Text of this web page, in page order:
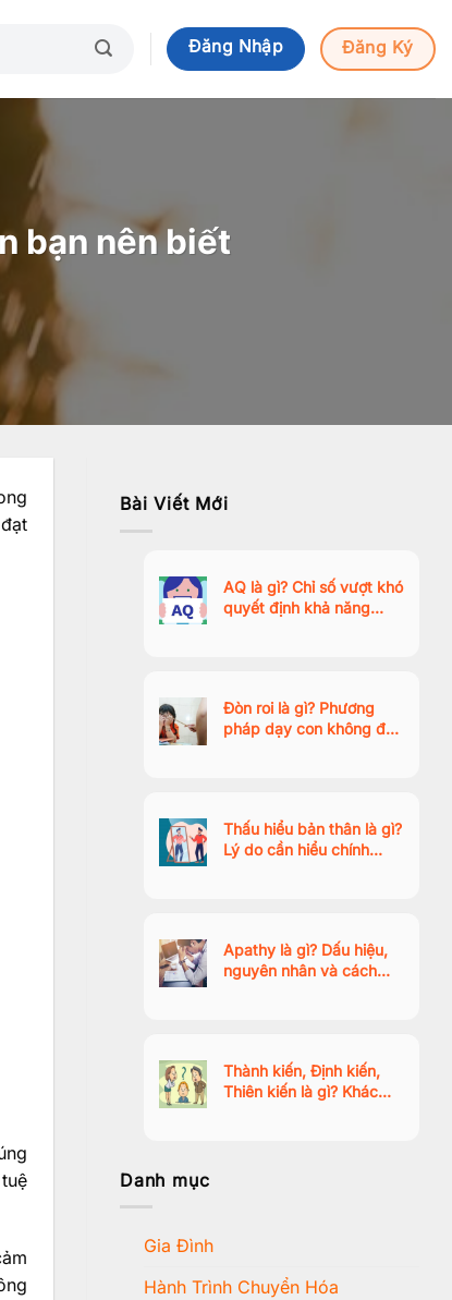
Đăng Nhập Đăng Ký
bạn nên biết
Bài Viết Mới
AQ là gì? Chỉ số vượt khó
quyết định khả năng
Đòn roi là gì? Phương
pháp dạy con không đòn
Thấu hiểu bản thân là gì?
Lý do cần hiểu chính
Apathy là gì? Dấu hiệu,
nguyên nhân và cách
Thành kiến, Định kiến,
Thiên kiến là gì? Khác
Danh mục
Gia Đình
Hành Trình Chuyển Hóa